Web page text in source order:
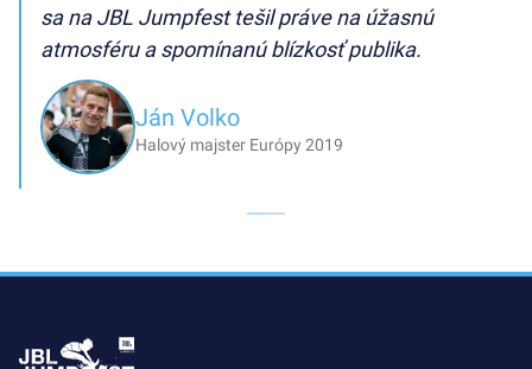
sa na JBL Jumpfest tešil práve na úžasnú
atmosféru a spomínanú blízkosť publika.
Ján Volko
Halový majster Európy 2019